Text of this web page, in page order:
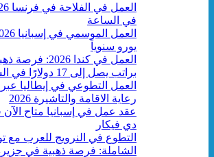
في الساعة
يورو سنوياً
العمل في كندا
براتب يصل إلى 17 دولارًا في الساعة
العمل التطوعي في إيطاليا
رعاية الاقامة والتاشيرة 2026
عقد عمل في إسبانيا متاح الآن
دي فيكار
التطوع في النرويج للعرب مع
الشاملة: فرصة ذهبية في